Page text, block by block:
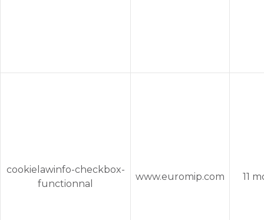
cookielawinfo-checkbox-
functionnal
www.euromip.com 11